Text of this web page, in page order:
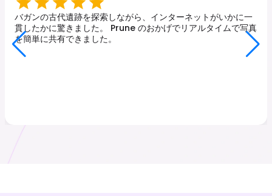
バガンの古代遺跡を探索しながら、インターネットがいかに一
貫したかに驚きました。 Prune のおかげでリアルタイムで写真
を簡単に共有できました。